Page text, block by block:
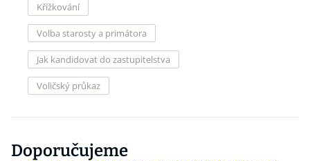
Křížkování
Volba starosty a primátora
Jak kandidovat do zastupitelstva
Voličský průkaz
Doporučujeme